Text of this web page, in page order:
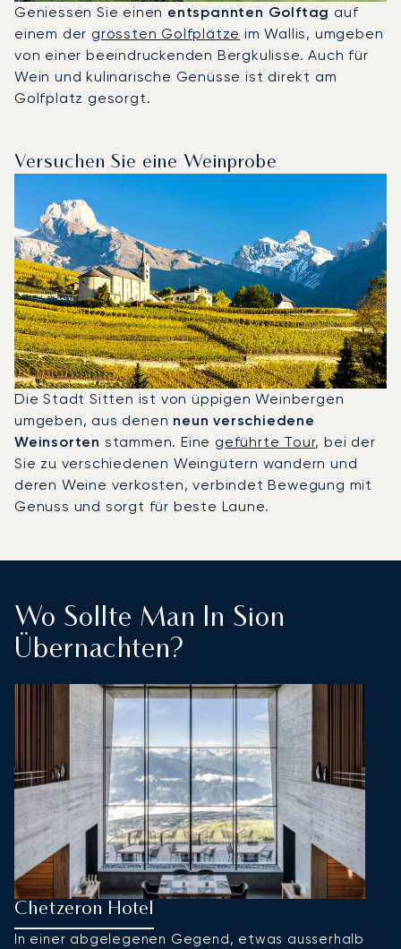
Geniessen Sie einen entspannten Golftag auf
einem der grössten Golfplätze im Wallis, umgeben
von einer beeindruckenden Bergkulisse. Auch für
Wein und kulinarische Genüsse ist direkt am
Golfplatz gesorgt.
Versuchen Sie eine Weinprobe
Die Stadt Sitten ist von üppigen Weinbergen
umgeben, aus denen neun verschiedene
Weinsorten stammen. Eine geführte Tour, bei der
Sie zu verschiedenen Weingütern wandern und
deren Weine verkosten, verbindet Bewegung mit
Genuss und sorgt für beste Laune.
Wo Sollte Man In Sion
Übernachten?
Chetzeron Hotel
In einer abgelegenen Gegend, etwas ausserhalb